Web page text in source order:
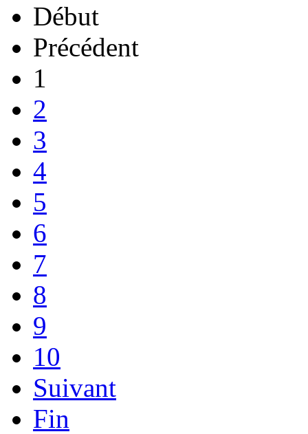
Début
Précédent
1
2
3
4
5
6
7
8
9
10
Suivant
Fin